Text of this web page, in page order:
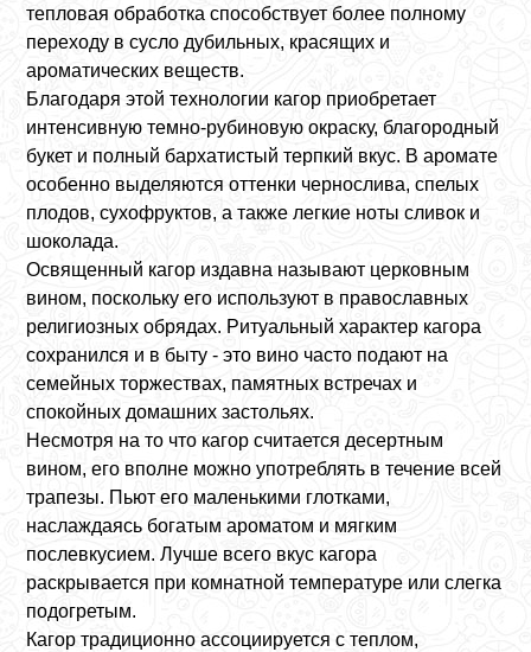
тепловая обработка способствует более полному
переходу в сусло дубильных, красящих и
ароматических веществ.
Благодаря этой технологии кагор приобретает
интенсивную темно-рубиновую окраску, благородный
букет и полный бархатистый терпкий вкус. В аромате
особенно выделяются оттенки чернослива, спелых
плодов, сухофруктов, а также легкие ноты сливок и
шоколада.
Освященный кагор издавна называют церковным
вином, поскольку его используют в православных
религиозных обрядах. Ритуальный характер кагора
сохранился и в быту - это вино часто подают на
семейных торжествах, памятных встречах и
спокойных домашних застольях.
Несмотря на то что кагор считается десертным
вином, его вполне можно употреблять в течение всей
трапезы. Пьют его маленькими глотками,
наслаждаясь богатым ароматом и мягким
послевкусием. Лучше всего вкус кагора
раскрывается при комнатной температуре или слегка
подогретым.
Кагор традиционно ассоциируется с теплом,